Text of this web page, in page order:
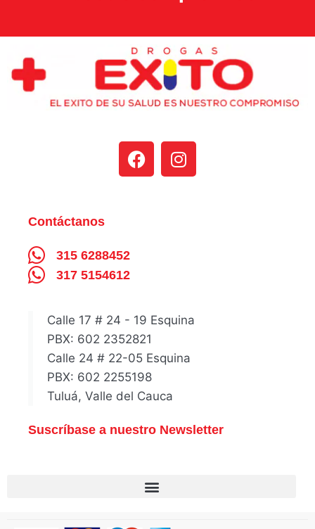
Contáctanos
315 6288452
317 5154612
Calle 17 # 24 - 19 Esquina
PBX: 602 2352821
Calle 24 # 22-05 Esquina
PBX: 602 2255198
Tuluá, Valle del Cauca
Suscríbase a nuestro Newsletter